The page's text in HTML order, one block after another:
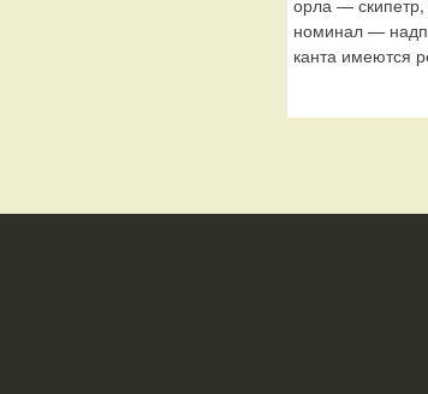
орла —
номинал —
канта имеются